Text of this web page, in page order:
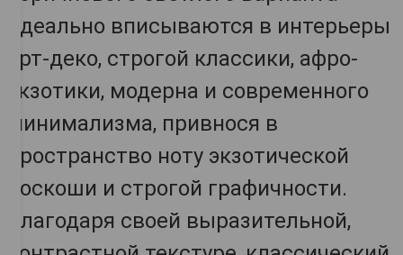
идеально вписываются в интерьеры
арт-деко, строгой классики, афро-
экзотики, модерна и современного
минимализма, привнося в
пространство ноту экзотической
роскоши и строгой графичности.
Благодаря своей выразительной,